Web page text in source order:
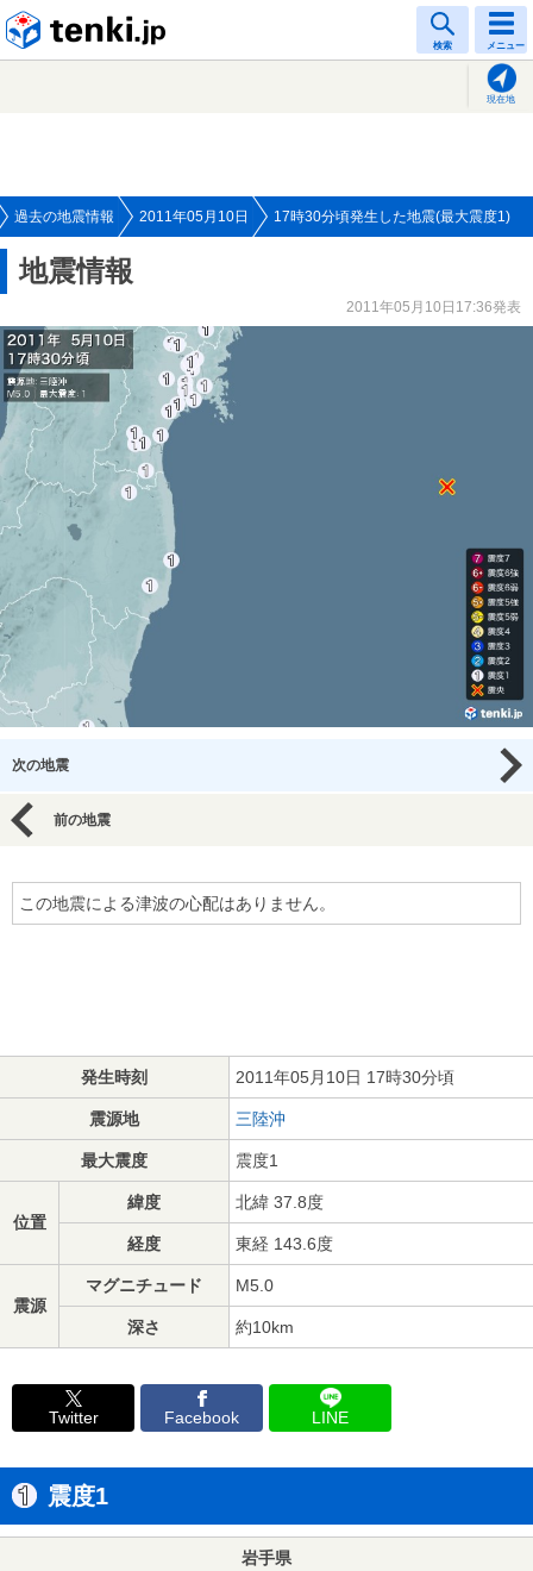
検索 メニュー
現在地
過去の地震情報 2011年05月10日 17時30分頃発生した地震(最大震度1)
地震情報
2011年05月10日17:36発表
次の地震
前の地震
この地震による津波の心配はありません。
発生時刻 2011年05月10日 17時30分頃
震源地 三陸沖
最大震度 震度1
位置
緯度 北緯 37.8度
経度 東経 143.6度
震源
マグニチュード M5.0
深さ 約10km
Twitter Facebook LINE
震度1
岩手県